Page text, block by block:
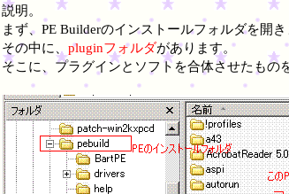
説明。
まず、PE Builderのインストールフォルダを開き
その中に、 pluginフォルダがあります。
そこに、プラグインとソフトを合体させたもの